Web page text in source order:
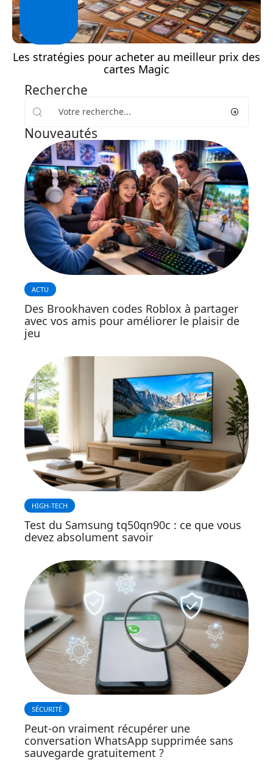
Les stratégies pour acheter au meilleur prix des
cartes Magic
Recherche
Nouveautés
ACTU
Des Brookhaven codes Roblox à partager
avec vos amis pour améliorer le plaisir de
jeu
HIGH-TECH
Test du Samsung tq50qn90c : ce que vous
devez absolument savoir
SÉCURITÉ
Peut-on vraiment récupérer une
conversation WhatsApp supprimée sans
sauvegarde gratuitement ?